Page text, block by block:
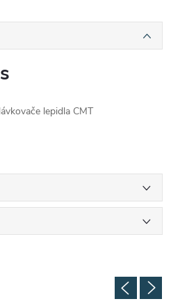
lepidla CMT